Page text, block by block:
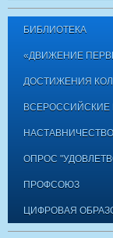
БИБЛИОТЕКА
«ДВИЖЕНИЕ
ДОСТИЖЕНИЯ
НАСТАВНИЧЕСТВО
ОПРОС
ПРОФСОЮЗ
ЦИФРОВАЯ